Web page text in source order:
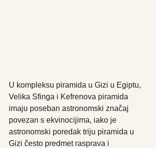
U kompleksu piramida u Gizi u Egiptu,
Velika Sfinga i Kefrenova piramida
imaju poseban astronomski značaj
povezan s ekvinocijima, iako je
astronomski poredak triju piramida u
Gizi često predmet rasprava i